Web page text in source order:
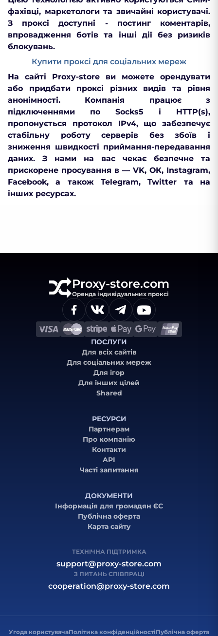
фахівці, маркетологи та звичайні користувачі.
З проксі доступні - постинг коментарів,
впровадження ботів та інші дії без ризиків
блокувань.
Купити проксі для соціальних мереж
На сайті Proxy-store ви можете орендувати
або придбати проксі різних видів та рівня
анонімності. Компанія працює з
підключеннями по Socks5 і HTTP(s),
пропонується протокол IPv4, що забезпечує
стабільну роботу серверів без збоїв і
зниження швидкості приймання-передавання
даних. З нами на вас чекає безпечне та
прискорене просування в — VK, ОК, Instagram,
Facebook, а також Telegram, Twitter та на
інших ресурсах.
Proxy-store.com
Оренда індивідуальних проксі
ПОСЛУГИ
Для всіх сайтів
Для соціальних мереж
Для ігор
Для інших цілей
Shared
РЕСУРСИ
Партнерам
Про компанію
Контакти
API
Часті запитання
ДОКУМЕНТИ
Інформація для громадян ЄС
Публічна оферта
Карта сайту
ТЕХНІЧНА ПІДТРИМКА
support@proxy-store.com
З ПИТАНЬ СПІВПРАЦІ
cooperation@proxy-store.com
Угода користувачаПолітика конфіденційностіПублічна оферта